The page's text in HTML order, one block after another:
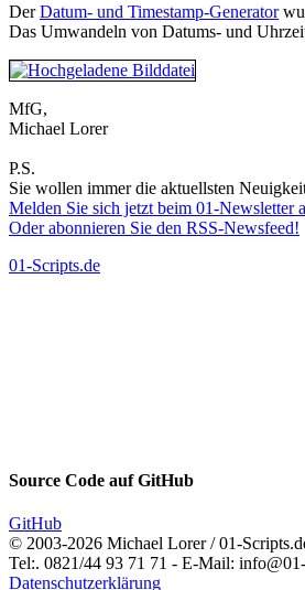
DerDatum- und Timestamp-Generator
Das Umwandeln von Datums- und
MfG,
Michael Lorer
P.S.
Sie wollen immer die aktuellsten
Melden Sie sich jetzt beim 01-Newsletter
Oder abonnieren Sie den RSS-Newsfeed!
01-Scripts.de
Source Code aufGitHub
GitHub
© 2003-2026 Michael Lorer / 01-
Tel:. 0821/44 93 71 71 - E-Mail:
Datenschutzerklärung